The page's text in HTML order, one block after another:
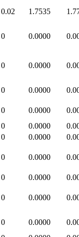
0.02 1.7535
0 0.0000
0 0.0000
0 0.0000
0 0.0000
0 0.0000
0 0.0000
0 0.0000
0 0.0000
0 0.0000
0 0.0000